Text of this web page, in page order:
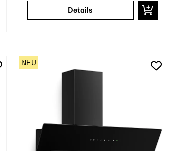
Details
NEU